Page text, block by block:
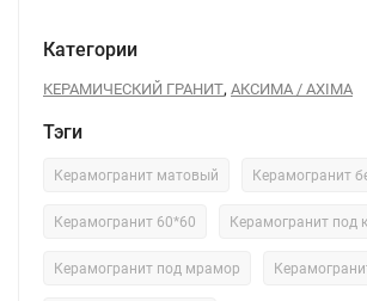
Категории
КЕРАМИЧЕСКИЙ ГРАНИТ, АКСИМА / AXIMA
Тэги
Керамогранит матовый Керамогранит
Керамогранит 60*60 Керамогранит под
Керамогранит под мрамор